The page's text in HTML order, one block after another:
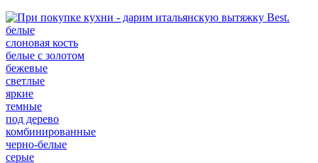
белые
слоновая кость
белые с золотом
бежевые
светлые
яркие
темные
под дерево
комбинированные
черно-белые
серые